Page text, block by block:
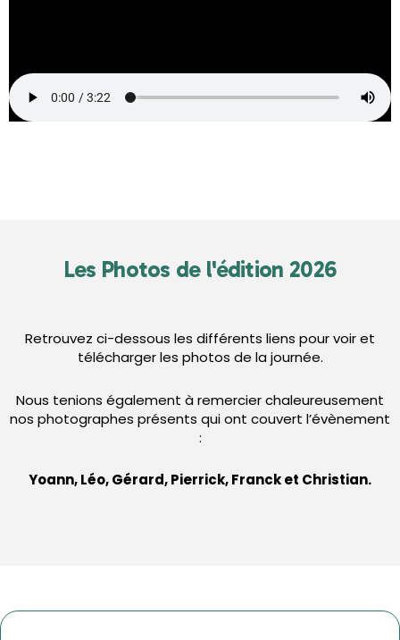
Les Photos de l'édition 2026
Retrouvez ci-dessous les différents liens pour voir et
télécharger les photos de la journée.
Nous tenions également à remercier chaleureusement
nos photographes présents qui ont couvert l’évènement
:
Yoann, Léo, Gérard, Pierrick, Franck et Christian.